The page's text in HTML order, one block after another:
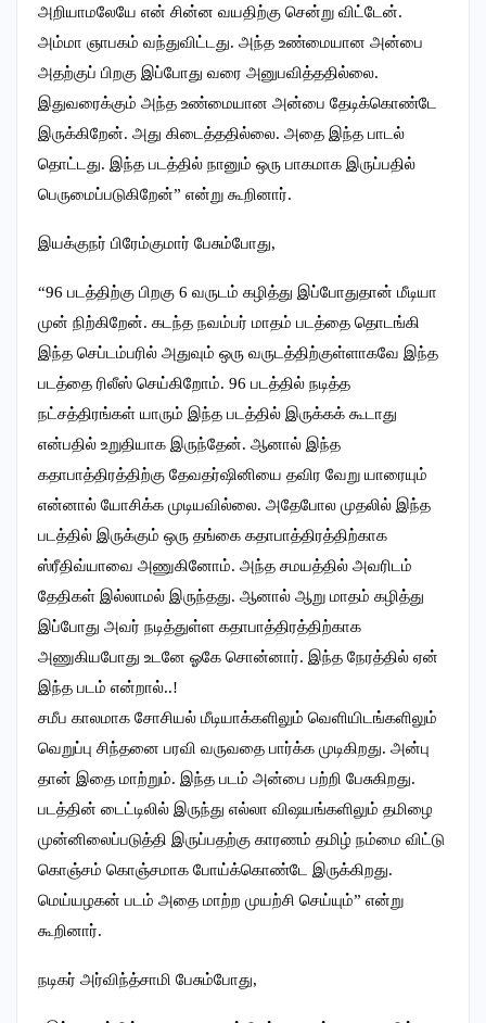
அறியாமலேயே என் சின்ன வயதிற்கு சென்று விட்டேன்.
அம்மா ஞாபகம் வந்துவிட்டது. அந்த உண்மையான அன்பை
அதற்குப் பிறகு இப்போது வரை அனுபவித்ததில்லை.
இதுவரைக்கும் அந்த உண்மையான அன்பை தேடிக்கொண்டே
இருக்கிறேன். அது கிடைத்ததில்லை. அதை இந்த பாடல்
தொட்டது. இந்த படத்தில் நானும் ஒரு பாகமாக இருப்பதில்
பெருமைப்படுகிறேன்” என்று கூறினார்.
இயக்குநர் பிரேம்குமார் பேசும்போது,
“96 படத்திற்கு பிறகு 6 வருடம் கழித்து இப்போதுதான் மீடியா
முன் நிற்கிறேன். கடந்த நவம்பர் மாதம் படத்தை தொடங்கி
இந்த செப்டம்பரில் அதுவும் ஒரு வருடத்திற்குள்ளாகவே இந்த
படத்தை ரிலீஸ் செய்கிறோம். 96 படத்தில் நடித்த
நட்சத்திரங்கள் யாரும் இந்த படத்தில் இருக்கக் கூடாது
என்பதில் உறுதியாக இருந்தேன். ஆனால் இந்த
கதாபாத்திரத்திற்கு தேவதர்ஷினியை தவிர வேறு யாரையும்
என்னால் யோசிக்க முடியவில்லை. அதேபோல முதலில் இந்த
படத்தில் இருக்கும் ஒரு தங்கை கதாபாத்திரத்திற்காக
ஸ்ரீதிவ்யாவை அணுகினோம். அந்த சமயத்தில் அவரிடம்
தேதிகள் இல்லாமல் இருந்தது. ஆனால் ஆறு மாதம் கழித்து
இப்போது அவர் நடித்துள்ள கதாபாத்திரத்திற்காக
அணுகியபோது உடனே ஓகே சொன்னார். இந்த நேரத்தில் ஏன்
இந்த படம் என்றால்..!
சமீப காலமாக சோசியல் மீடியாக்களிலும் வெளியிடங்களிலும்
வெறுப்பு சிந்தனை பரவி வருவதை பார்க்க முடிகிறது. அன்பு
தான் இதை மாற்றும். இந்த படம் அன்பை பற்றி பேசுகிறது.
படத்தின் டைட்டிலில் இருந்து எல்லா விஷயங்களிலும் தமிழை
முன்னிலைப்படுத்தி இருப்பதற்கு காரணம் தமிழ் நம்மை விட்டு
கொஞ்சம் கொஞ்சமாக போய்க்கொண்டே இருக்கிறது.
மெய்யழகன் படம் அதை மாற்ற முயற்சி செய்யும்” என்று
கூறினார்.
நடிகர் அர்விந்த்சாமி பேசும்போது,